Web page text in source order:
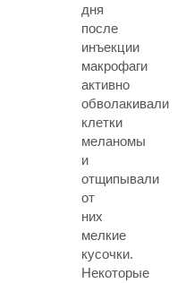
дня
после
инъекции
макрофаги
активно
обволакивали
клетки
меланомы
и
отщипывали
от
них
мелкие
кусочки.
Некоторые